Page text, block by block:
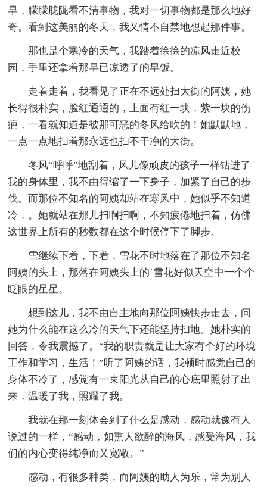
早，朦朦胧陇看不清事物，我对一切事物都是那么地好
奇。看到这美丽的冬天，我又情不自禁地想起那件事。
那也是个寒冷的天气，我踏着徐徐的凉风走近校
园，手里还拿着那早已凉透了的早饭。
走着走着，我看见了正在不远处扫大街的阿姨，她
长得很朴实，脸红通通的，上面有红一块，紫一块的伤
疤，一看就知道是被那可恶的冬风给吹的！她默默地，
一点一点地扫着那永远也扫不干净的大街。
冬风“呼呼”地刮着，风儿像顽皮的孩子一样钻进了
我的身体里，我不由得缩了一下身子，加紧了自己的步
伐。而那位不知名的阿姨却站在寒风中，她似乎不知道
冷，。她就站在那儿扫啊扫啊，不知疲倦地扫着，仿佛
这世界上所有的秒数都在这个时候停下了脚步。
雪继续下着，下着，雪花不时地落在了那位不知名
阿姨的头上，那落在阿姨头上的`雪花好似天空中一个个
眨眼的星星。
想到这儿，我不由自主地向那位阿姨快步走去，问
她为什么能在这么冷的天气下还能坚持扫地。她朴实的
回答，令我震撼了。“我的职责就是让大家有个好的环境
工作和学习，生活！”听了阿姨的话，我顿时感觉自己的
身体不冷了，感觉有一束阳光从自己的心底里照射了出
来，温暖了我，照耀了我。
我就在那一刻体会到了什么是感动，感动就像有人
说过的一样，“感动，如熏人欲醉的海风，感受海风，我
们的内心变得纯净而又宽敞。”
感动，有很多种类，而阿姨的助人为乐，常为别人